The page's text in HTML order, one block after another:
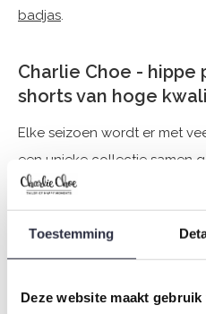
Toestemming
Deze website maakt
badjas.
Charlie Choe - hippe
shorts van hoge
Elke seizoen wordt er met
een unieke collectie samen
wordt vervolgens van
met de meest zachte jersey
heerlijk zitten!
Mix en match met alle